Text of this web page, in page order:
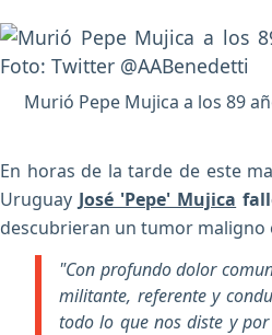
Murió Pepe Mujica a los 89
En horas de la tarde de este
Uruguay José 'Pepe' Mujica
descubrieran un tumor maligno
"Con profundo dolor
militante, referente y
todo lo que nos diste y